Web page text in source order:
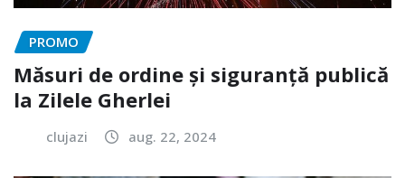
PROMO
Măsuri de ordine și siguranță publică
la Zilele Gherlei
clujazi aug. 22, 2024